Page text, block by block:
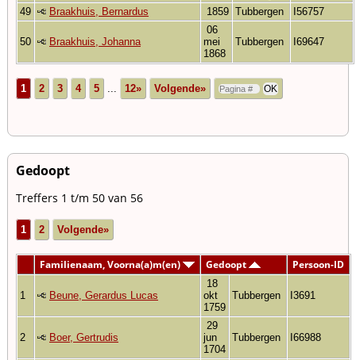
49
Braakhuis, Bernardus 1859 Tubbergen I56757
50 Braakhuis, Johanna
06
mei
1868
Tubbergen I69647
1 2 3 4 5 12» Volgende»
Gedoopt
Treffers 1 t/m 50 van 56
1 2 Volgende»
Familienaam, Voorna(a)m(en) Gedoopt Persoon-ID
1 Beune, Gerardus Lucas
18
okt
1759
Tubbergen I3691
2 Boer, Gertrudis
29
jun
1704
Tubbergen I66988